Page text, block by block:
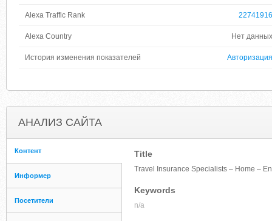
Alexa Traffic Rank 22741916
Alexa Country Нет данных
История изменения показателей Авторизация
АНАЛИЗ САЙТА
Контент
Информер
Посетители
Title
Travel Insurance Specialists – Home –
Keywords
n/a